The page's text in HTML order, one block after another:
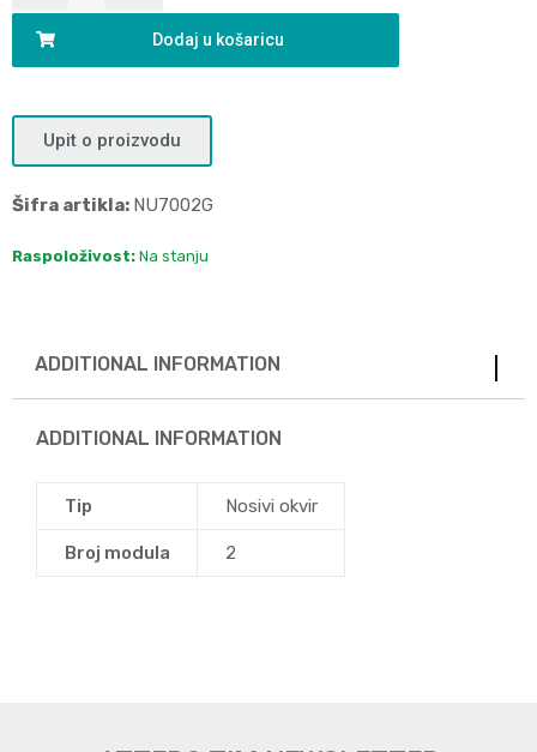
Dodaj u košaricu
Upit o proizvodu
Šifra artikla: NU7002G
Raspoloživost: Na stanju
ADDITIONAL INFORMATION
ADDITIONAL INFORMATION
Tip Nosivi okvir
Broj modula 2